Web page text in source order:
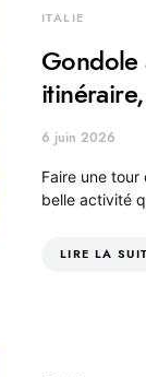
ITALIE
Gondole
6 juin 2026
Faire une tour
belle activité
LIRE LA